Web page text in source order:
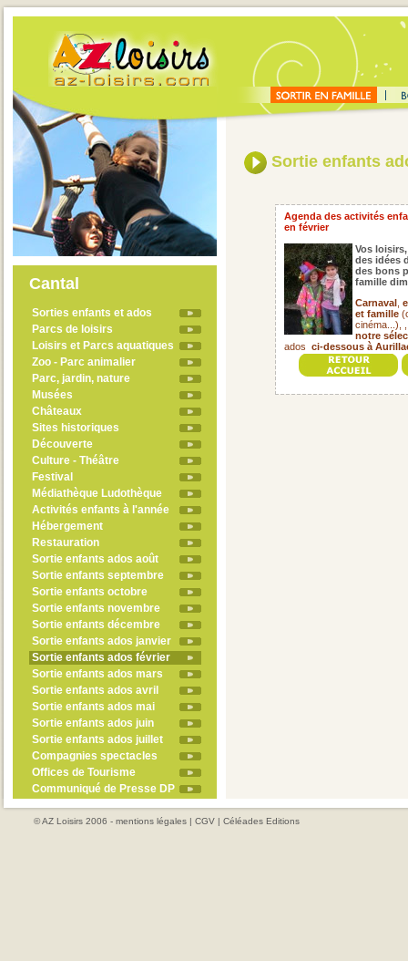
Cantal
Sorties enfants et ados
Parcs de loisirs
Loisirs et Parcs aquatiques
Zoo - Parc animalier
Parc, jardin, nature
Musées
Châteaux
Sites historiques
Découverte
Culture - Théâtre
Festival
Médiathèque Ludothèque
Activités enfants à l'année
Hébergement
Restauration
Sortie enfants ados août
Sortie enfants septembre
Sortie enfants octobre
Sortie enfants novembre
Sortie enfants décembre
Sortie enfants ados janvier
Sortie enfants ados février
Sortie enfants ados mars
Sortie enfants ados avril
Sortie enfants ados mai
Sortie enfants ados juin
Sortie enfants ados juillet
Compagnies spectacles
Offices de Tourisme
Communiqué de Presse DP
Sortie enfants
Agenda des activités
en février
Vos
des idées
des bons
famille
Carnaval
et famille
cinéma...),
notre
ados ci-dessous à
© AZ Loisirs 2006 - mentions légales | CGV | Céléades Editions